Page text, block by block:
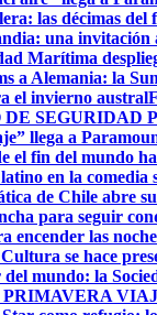
las décimas
una invitación
Marítima
a Alemania: la
el invierno austral
SEGURIDAD
llega a
el fin del mundo
en la comedia
de Chile abre
para seguir
encender las
se hace
mundo: la